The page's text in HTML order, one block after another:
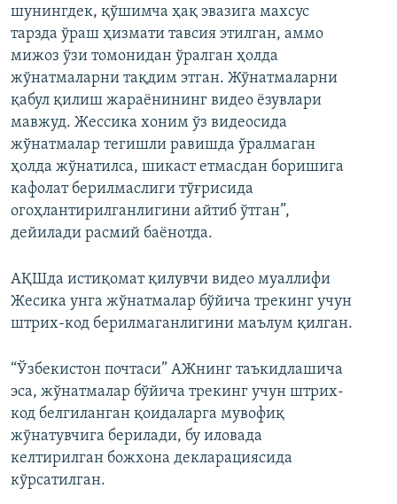
шунингдек, қўшимча ҳақ эвазига махсус
тарзда ўраш ҳизмати тавсия этилган, аммо
мижоз ўзи томонидан ўралган ҳолда
жўнатмаларни тақдим этган. Жўнатмаларни
қабул қилиш жараёнининг видео ёзувлари
мавжуд. Жессика хоним ўз видеосида
жўнатмалар тегишли равишда ўралмаган
ҳолда жўнатилса, шикаст етмасдан боришига
кафолат берилмаслиги тўғрисида
огоҳлантирилганлигини айтиб ўтган”,
дейилади расмий баёнотда.
АҚШда истиқомат қилувчи видео муаллифи
Жесика унга жўнатмалар бўйича трекинг учун
штрих-код берилмаганлигини маълум қилган.
“Ўзбекистон почтаси” АЖнинг таъкидлашича
эса, жўнатмалар бўйича трекинг учун штрих-
код белгиланган қоидаларга мувофиқ
жўнатувчига берилади, бу иловада
келтирилган божхона декларациясида
кўрсатилган.